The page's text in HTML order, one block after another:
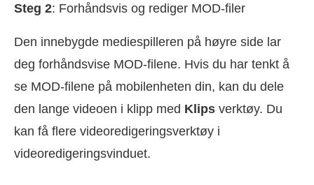
Steg 2: Forhåndsvis og rediger MOD-filer
Den innebygde mediespilleren på høyre side lar
deg forhåndsvise MOD-filene. Hvis du har tenkt å
se MOD-filene på mobilenheten din, kan du dele
den lange videoen i klipp med Klips verktøy. Du
kan få flere videoredigeringsverktøy i
videoredigeringsvinduet.